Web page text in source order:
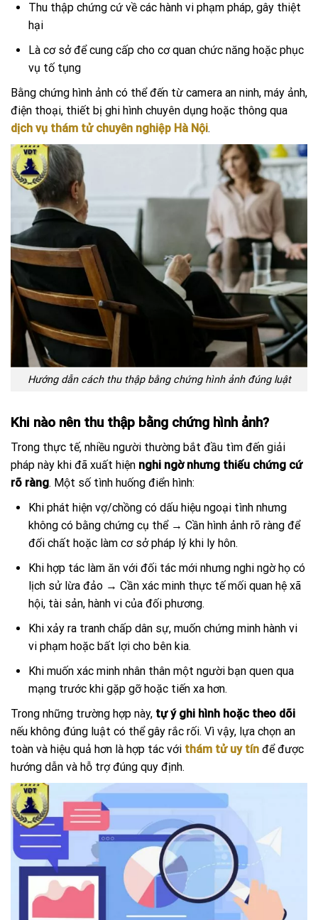
Thu thập chứng cứ về các hành vi phạm pháp, gây thiệt
hại
Là cơ sở để cung cấp cho cơ quan chức năng hoặc phục
vụ tố tụng
Bằng chứng hình ảnh có thể đến từ camera an ninh, máy ảnh,
điện thoại, thiết bị ghi hình chuyên dụng hoặc thông qua
dịch vụ thám tử chuyên nghiệp Hà Nội.
Hướng dẫn cách thu thập bằng chứng hình ảnh đúng luật
Khi nào nên thu thập bằng chứng hình ảnh?
Trong thực tế, nhiều người thường bắt đầu tìm đến giải
pháp này khi đã xuất hiện nghi ngờ nhưng thiếu chứng cứ
rõ ràng. Một số tình huống điển hình:
Khi phát hiện vợ/chồng có dấu hiệu ngoại tình nhưng
không có bằng chứng cụ thể → Cần hình ảnh rõ ràng để
đối chất hoặc làm cơ sở pháp lý khi ly hôn.
Khi hợp tác làm ăn với đối tác mới nhưng nghi ngờ họ có
lịch sử lừa đảo → Cần xác minh thực tế mối quan hệ xã
hội, tài sản, hành vi của đối phương.
Khi xảy ra tranh chấp dân sự, muốn chứng minh hành vi
vi phạm hoặc bất lợi cho bên kia.
Khi muốn xác minh nhân thân một người bạn quen qua
mạng trước khi gặp gỡ hoặc tiến xa hơn.
Trong những trường hợp này, tự ý ghi hình hoặc theo dõi
nếu không đúng luật có thể gây rắc rối. Vì vậy, lựa chọn an
toàn và hiệu quả hơn là hợp tác với thám tử uy tín để được
hướng dẫn và hỗ trợ đúng quy định.